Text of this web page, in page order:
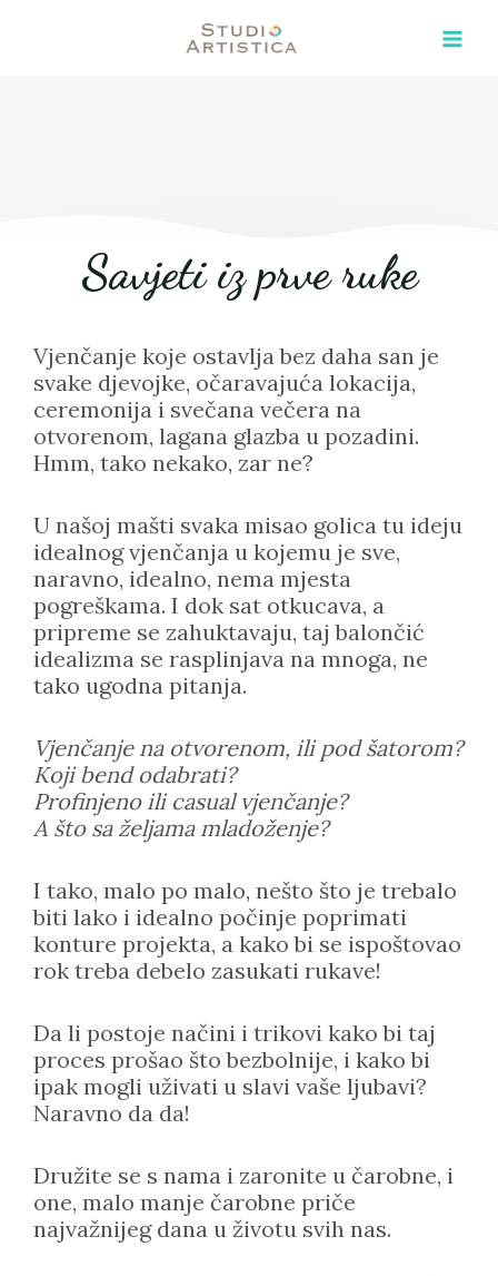
Savjeti iz prve ruke
Vjenčanje koje ostavlja bez daha san je
svake djevojke, očaravajuća lokacija,
ceremonija i svečana večera na
otvorenom, lagana glazba u pozadini.
Hmm, tako nekako, zar ne?
U našoj mašti svaka misao golica tu ideju
idealnog vjenčanja u kojemu je sve,
naravno, idealno, nema mjesta
pogreškama. I dok sat otkucava, a
pripreme se zahuktavaju, taj balončić
idealizma se rasplinjava na mnoga, ne
tako ugodna pitanja.
Vjenčanje na otvorenom, ili pod šatorom?
Koji bend odabrati?
Profinjeno ili casual vjenčanje?
A što sa željama mladoženje?
I tako, malo po malo, nešto što je trebalo
biti lako i idealno počinje poprimati
konture projekta, a kako bi se ispoštovao
rok treba debelo zasukati rukave!
Da li postoje načini i trikovi kako bi taj
proces prošao što bezbolnije, i kako bi
ipak mogli uživati u slavi vaše ljubavi?
Naravno da da!
Družite se s nama i zaronite u čarobne, i
one, malo manje čarobne priče
najvažnijeg dana u životu svih nas.